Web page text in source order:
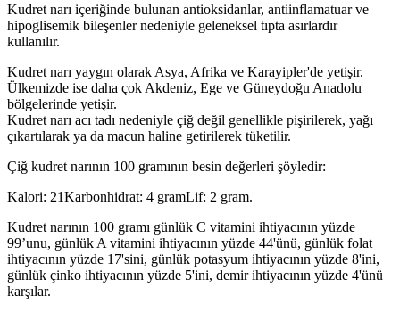
Kudret narı içeriğinde bulunan antioksidanlar, antiinflamatuar ve
hipoglisemik bileşenler nedeniyle geleneksel tıpta asırlardır
kullanılır.
Kudret narı yaygın olarak Asya, Afrika ve Karayipler'de yetişir.
Ülkemizde ise daha çok Akdeniz, Ege ve Güneydoğu Anadolu
bölgelerinde yetişir.
Kudret narı acı tadı nedeniyle çiğ değil genellikle pişirilerek, yağı
çıkartılarak ya da macun haline getirilerek tüketilir.
Çiğ kudret narının 100 gramının besin değerleri şöyledir:
Kalori: 21Karbonhidrat: 4 gramLif: 2 gram.
Kudret narının 100 gramı günlük C vitamini ihtiyacının yüzde
99’unu, günlük A vitamini ihtiyacının yüzde 44'ünü, günlük folat
ihtiyacının yüzde 17'sini, günlük potasyum ihtiyacının yüzde 8'ini,
günlük çinko ihtiyacının yüzde 5'ini, demir ihtiyacının yüzde 4'ünü
karşılar.